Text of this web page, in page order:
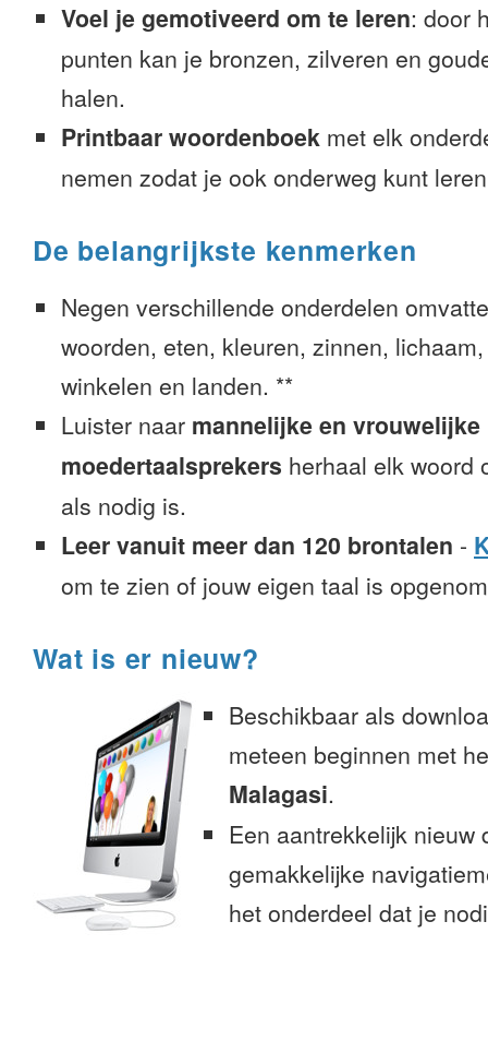
Voel je gemotiveerd om te leren: door
punten kan je bronzen, zilveren en
halen.
Printbaar woordenboek met elk
nemen zodat je ook onderweg kunt
De belangrijkste kenmerken
Negen verschillende onderdelen
woorden, eten, kleuren, zinnen,
winkelen en landen. **
Luister naar mannelijke en vrouwelijke
moedertaalsprekers herhaal elk woord
als nodig is.
Leer vanuit meer dan 120 brontalen -
om te zien of jouw eigen taal is
Wat is er nieuw?
Beschikbaar als
meteen beginnen met
Malagasi.
Een aantrekkelijk nieuw
gemakkelijke
het onderdeel dat je